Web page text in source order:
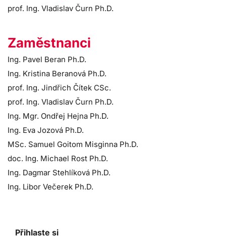
prof. Ing. Vladislav Čurn Ph.D.
Zaměstnanci
Ing. Pavel Beran Ph.D.
Ing. Kristina Beranová Ph.D.
prof. Ing. Jindřich Čítek CSc.
prof. Ing. Vladislav Čurn Ph.D.
Ing. Mgr. Ondřej Hejna Ph.D.
Ing. Eva Jozová Ph.D.
MSc. Samuel Goitom Misginna Ph.D.
doc. Ing. Michael Rost Ph.D.
Ing. Dagmar Stehlíková Ph.D.
Ing. Libor Večerek Ph.D.
Přihlaste si